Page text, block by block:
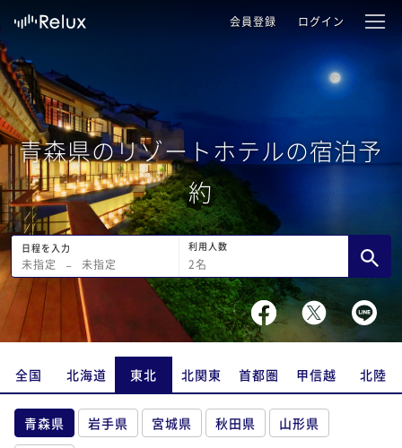
会員登録 ログイン
青森県のリゾートホテルの宿泊予
約
日程を入力
未指定 − 未指定
利用人数
2名
全国 北海道 東北 北関東 首都圏 甲信越 北陸
青森県 岩手県 宮城県 秋田県
山形県